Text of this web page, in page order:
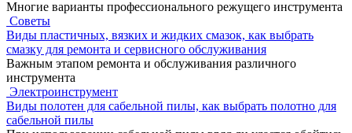
Многие варианты профессионального режущего инструмента
Советы
Виды пластичных, вязких и жидких смазок, как выбрать
смазку для ремонта и сервисного обслуживания
Важным этапом ремонта и обслуживания различного
инструмента
Электроинструмент
Виды полотен для сабельной пилы, как выбрать полотно для
сабельной пилы